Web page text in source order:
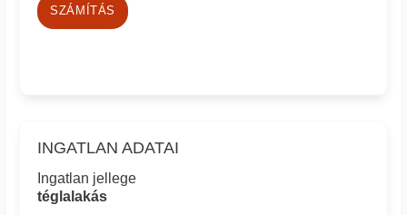
SZÁMÍTÁS
INGATLAN ADATAI
Ingatlan jellege
téglalakás